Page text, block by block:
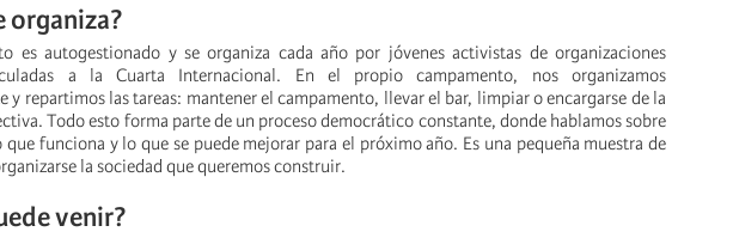
organiza?
es autogestionado y se organiza cada año por jóvenes activistas de organizaciones
a la Cuarta Internacional. En el propio campamento, nos organizamos
y repartimos las tareas: mantener el campamento, llevar el bar, limpiar o encargarse de la
Todo esto forma parte de un proceso democrático constante, donde hablamos sobre
funciona y lo que se puede mejorar para el próximo año. Es una pequeña muestra de
la sociedad que queremos construir.
venir?